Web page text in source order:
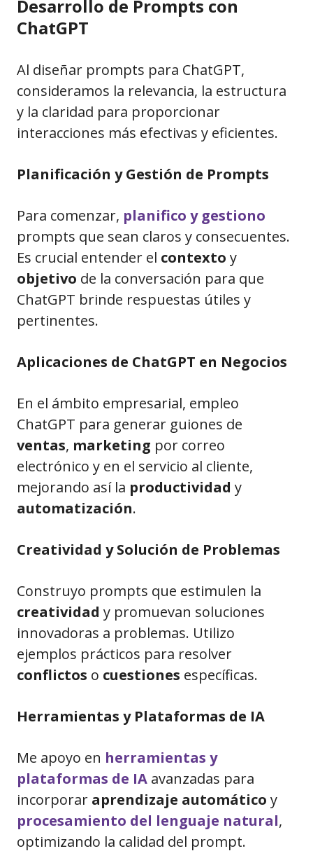
Desarrollo de Prompts con
ChatGPT
Al diseñar prompts para ChatGPT,
consideramos la relevancia, la estructura
y la claridad para proporcionar
interacciones más efectivas y eficientes.
Planificación y Gestión de Prompts
Para comenzar, planifico y gestiono
prompts que sean claros y consecuentes.
Es crucial entender el contexto y
objetivo de la conversación para que
ChatGPT brinde respuestas útiles y
pertinentes.
Aplicaciones de ChatGPT en Negocios
En el ámbito empresarial, empleo
ChatGPT para generar guiones de
ventas, marketing por correo
electrónico y en el servicio al cliente,
mejorando así la productividad y
automatización.
Creatividad y Solución de Problemas
Construyo prompts que estimulen la
creatividad y promuevan soluciones
innovadoras a problemas. Utilizo
ejemplos prácticos para resolver
conflictos o cuestiones específicas.
Herramientas y Plataformas de IA
Me apoyo en herramientas y
plataformas de IA avanzadas para
incorporar aprendizaje automático y
procesamiento del lenguaje natural,
optimizando la calidad del prompt.